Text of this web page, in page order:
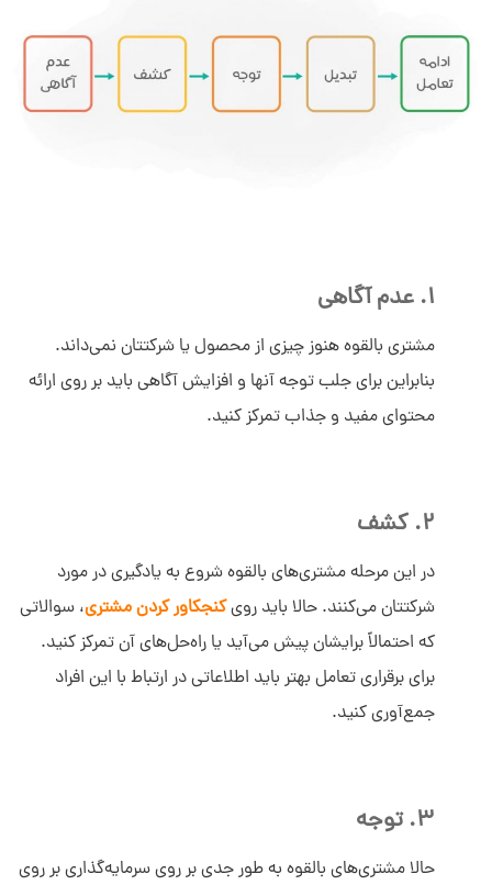
1. عدم آگاهی
مشتری بالقوه هنوز چیزی از محصول یا شرکتتان نمی‌داند.
بنابراین برای جلب توجه آنها و افزایش آگاهی باید بر روی ارائه
محتوای مفید و جذاب تمرکز کنید.
2. کشف
در این مرحله مشتری‌های بالقوه شروع به یادگیری در مورد
شرکتتان می‌کنند. حالا باید رویکنجکاور کردن مشتری، سوالاتی
که احتمالاً برایشان پیش می‌آید یا راه‌حل‌های آن تمرکز کنید.
برای برقراری تعامل بهتر باید اطلاعاتی در ارتباط با این افراد
جمع‌آوری کنید.
3. توجه
حالا مشتری‌های بالقوه به طور جدی بر روی سرمایه‌گذاری بر روی